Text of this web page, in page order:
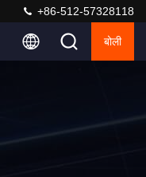
+86-512-57328118
बोली